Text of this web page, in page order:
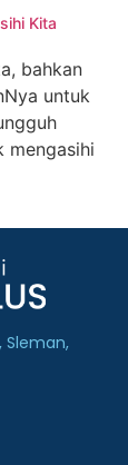
Kita
bahkan
untuk
mengasihi
Sleman,